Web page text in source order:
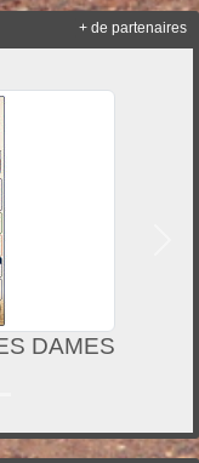
DAMES
+ de partenaires